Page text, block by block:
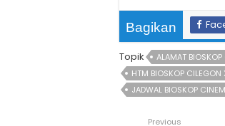
Bagikan
Topik ALAMAT
HTM BIOSKOP
JADWAL BIOSKOP
Previous